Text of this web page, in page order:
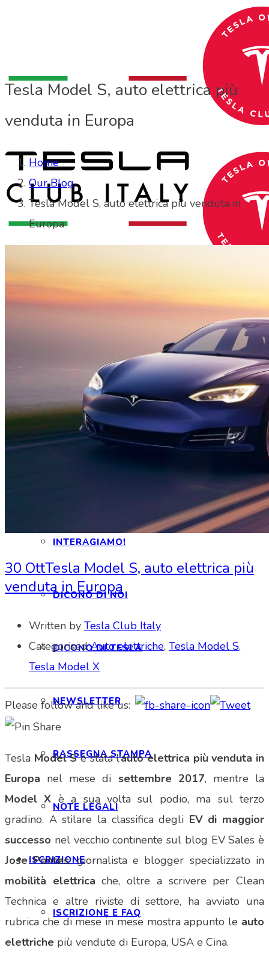
CHI SIAMO
INTERAGIAMO!
DICONO DI NOI
DICONO DI TESLA
NEWSLETTER
RASSEGNA STAMPA
NOTE LEGALI
ISCRIZIONE
ISCRIZIONE E FAQ
Tesla Model S, auto elettrica più
venduta in Europa
Home
Our Blog
Tesla Model S, auto elettrica più venduta in
Europa
30 OttTesla Model S, auto elettrica più
venduta in Europa
Written by Tesla Club Italy
CategorisedAuto elettriche, Tesla Model S,
Tesla Model X
Please follow and like us:
Tesla Model Sè stata l’auto elettrica più venduta in
Europa nel mese di settembre 2017, mentre la
Model X è a sua volta sul podio, ma sul terzo
gradino. A stilare la classifica degli EV di maggior
successo nel vecchio continente sul blog EV Sales è
Jose Pontes, giornalista e blogger specializzato in
mobilità elettrica che, oltre a scrivere per Clean
Technica e altre riviste di settore, ha avviato una
rubrica che di mese in mese mostra appunto le auto
elettriche più vendute di Europa, USA e Cina.